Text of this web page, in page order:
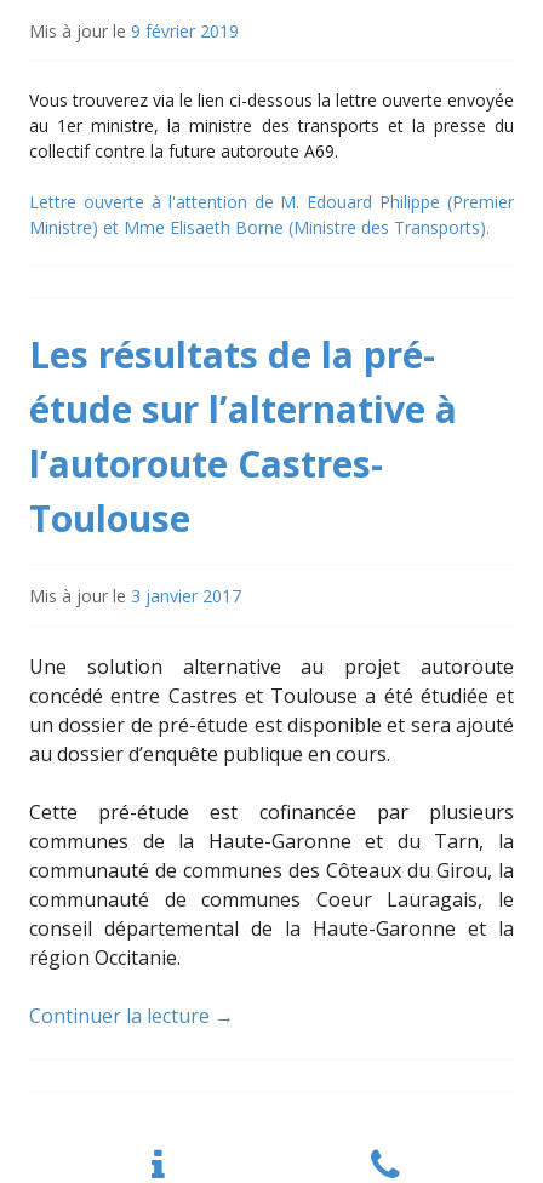
Mis à jour le 9 février 2019
Vous trouverez via le lien ci-dessous la lettre ouverte envoyée
au 1er ministre, la ministre des transports et la presse du
collectif contre la future autoroute A69.
Lettre ouverte à l'attention de M. Edouard Philippe (Premier
Ministre) et Mme Elisaeth Borne (Ministre des Transports).
Les résultats de la pré-
étude sur l’alternative à
l’autoroute Castres-
Toulouse
Mis à jour le 3 janvier 2017
Une solution alternative au projet autoroute
concédé entre Castres et Toulouse a été étudiée et
un dossier de pré-étude est disponible et sera ajouté
au dossier d’enquête publique en cours.
Cette pré-étude est cofinancée par plusieurs
communes de la Haute-Garonne et du Tarn, la
communauté de communes des Côteaux du Girou, la
communauté de communes Coeur Lauragais, le
conseil départemental de la Haute-Garonne et la
région Occitanie.
Continuer la lecture →